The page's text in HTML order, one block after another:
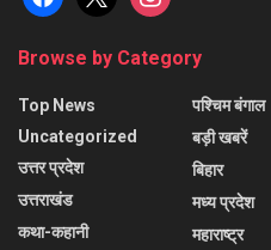
Browse by Category
Top News
Uncategorized
उत्तर प्रदेश
उत्तराखंड
कथा-कहानी
पश्चिम बंगाल
बड़ी खबरें
बिहार
मध्य प्रदेश
महाराष्ट्र